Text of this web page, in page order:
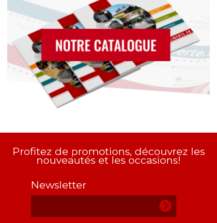
Profitez de promotions, découvrez les
nouveautés et les occasions!
Newsletter